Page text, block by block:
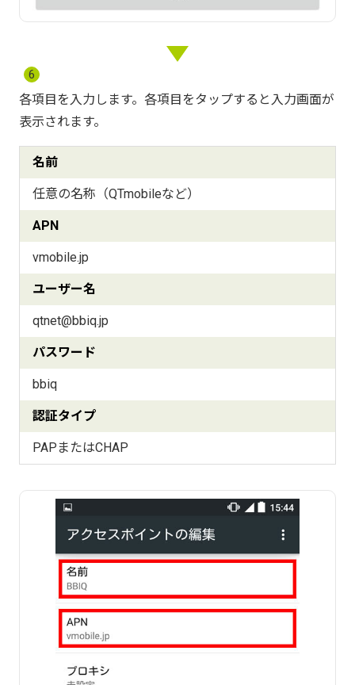
6
各項目を入力します。各項目をタップすると入力画面が
表示されます。
名前
任意の名称（QTmobileなど）
APN
vmobile.jp
ユーザー名
qtnet@bbiq.jp
パスワード
bbiq
認証タイプ
PAPまたはCHAP